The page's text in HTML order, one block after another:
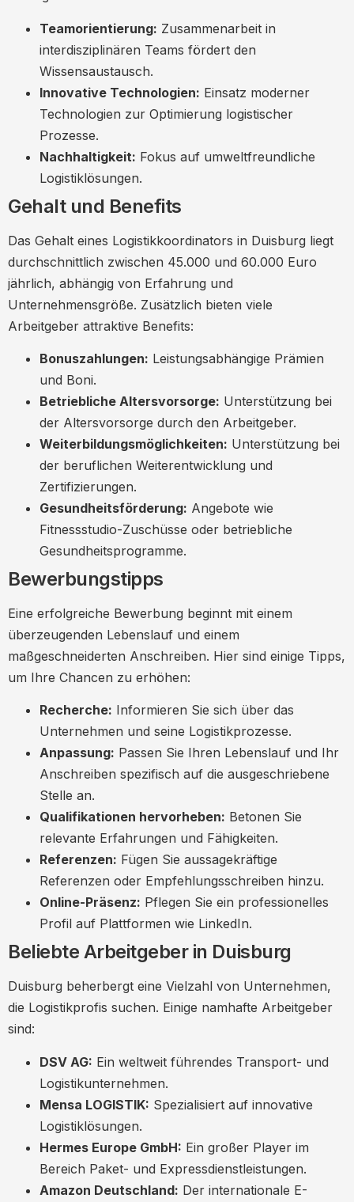
Teamorientierung: Zusammenarbeit in
interdisziplinären Teams fördert den
Wissensaustausch.
Innovative Technologien: Einsatz moderner
Technologien zur Optimierung logistischer
Prozesse.
Nachhaltigkeit: Fokus auf umweltfreundliche
Logistiklösungen.
Gehalt und Benefits
Das Gehalt eines Logistikkoordinators in Duisburg liegt
durchschnittlich zwischen 45.000 und 60.000 Euro
jährlich, abhängig von Erfahrung und
Unternehmensgröße. Zusätzlich bieten viele
Arbeitgeber attraktive Benefits:
Bonuszahlungen: Leistungsabhängige Prämien
und Boni.
Betriebliche Altersvorsorge: Unterstützung bei
der Altersvorsorge durch den Arbeitgeber.
Weiterbildungsmöglichkeiten: Unterstützung bei
der beruflichen Weiterentwicklung und
Zertifizierungen.
Gesundheitsförderung: Angebote wie
Fitnessstudio-Zuschüsse oder betriebliche
Gesundheitsprogramme.
Bewerbungstipps
Eine erfolgreiche Bewerbung beginnt mit einem
überzeugenden Lebenslauf und einem
maßgeschneiderten Anschreiben. Hier sind einige Tipps,
um Ihre Chancen zu erhöhen:
Recherche: Informieren Sie sich über das
Unternehmen und seine Logistikprozesse.
Anpassung: Passen Sie Ihren Lebenslauf und Ihr
Anschreiben spezifisch auf die ausgeschriebene
Stelle an.
Qualifikationen hervorheben: Betonen Sie
relevante Erfahrungen und Fähigkeiten.
Referenzen: Fügen Sie aussagekräftige
Referenzen oder Empfehlungsschreiben hinzu.
Online-Präsenz: Pflegen Sie ein professionelles
Profil auf Plattformen wie LinkedIn.
Beliebte Arbeitgeber in Duisburg
Duisburg beherbergt eine Vielzahl von Unternehmen,
die Logistikprofis suchen. Einige namhafte Arbeitgeber
sind:
DSV AG: Ein weltweit führendes Transport- und
Logistikunternehmen.
Mensa LOGISTIK: Spezialisiert auf innovative
Logistiklösungen.
Hermes Europe GmbH: Ein großer Player im
Bereich Paket- und Expressdienstleistungen.
Amazon Deutschland: Der internationale E-